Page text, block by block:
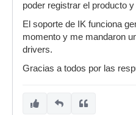
poder registrar el producto
El soporte de IK funciona
momento y me mandaron
drivers.
Gracias a todos por las